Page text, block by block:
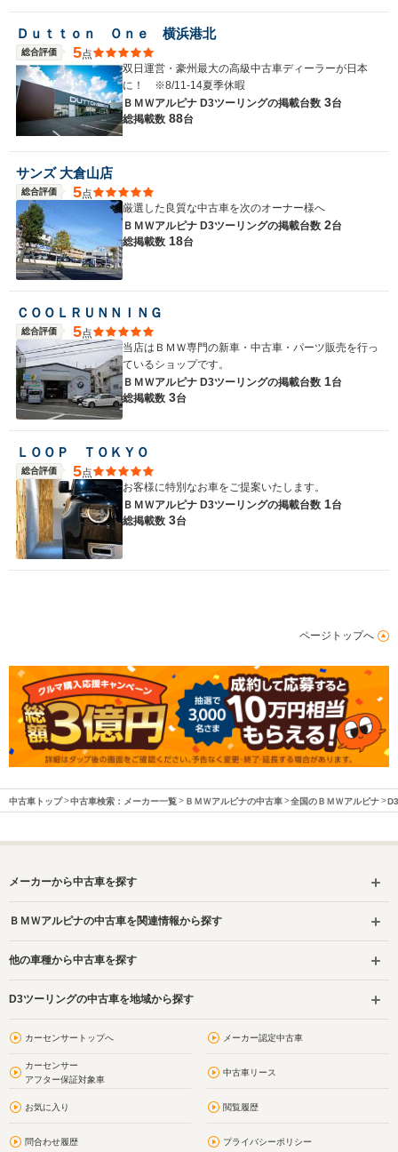
Ｄｕｔｔｏｎ Ｏｎｅ 横浜港北
総合評価 5点
双日運営・豪州最大の高級中古車ディーラーが日本
に！ ※8/11-14夏季休暇
ＢＭＷアルピナ D3ツーリングの掲載台数 3台
総掲載数 88台
サンズ 大倉山店
総合評価 5点
厳選した良質な中古車を次のオーナー様へ
ＢＭＷアルピナ D3ツーリングの掲載台数 2台
総掲載数 18台
ＣＯＯＬＲＵＮＮＩＮＧ
総合評価 5点
当店はＢＭＷ専門の新車・中古車・パーツ販売を行っ
ているショップです。
ＢＭＷアルピナ D3ツーリングの掲載台数 1台
総掲載数 3台
ＬＯＯＰ ＴＯＫＹＯ
総合評価 5点
お客様に特別なお車をご提案いたします。
ＢＭＷアルピナ D3ツーリングの掲載台数 1台
総掲載数 3台
ページトップへ
中古車トップ 中古車検索：メーカー一覧 ＢＭＷアルピナの中古車 全国のＢＭＷアルピナ
メーカーから中古車を探す
ＢＭＷアルピナの中古車を関連情報から探す
他の車種から中古車を探す
D3ツーリングの中古車を地域から探す
カーセンサートップへ メーカー認定中古車
カーセンサー
アフター保証対象車
中古車リース
お気に入り 閲覧履歴
問合わせ履歴 プライバシーポリシー